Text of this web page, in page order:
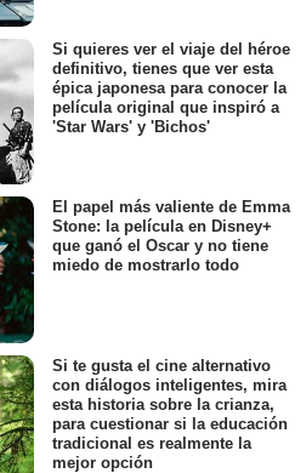
Si quieres ver el viaje del héroe
definitivo, tienes que ver esta
épica japonesa para conocer la
película original que inspiró a
'Star Wars' y 'Bichos'
El papel más valiente de Emma
Stone: la película en Disney+
que ganó el Oscar y no tiene
miedo de mostrarlo todo
Si te gusta el cine alternativo
con diálogos inteligentes, mira
esta historia sobre la crianza,
para cuestionar si la educación
tradicional es realmente la
mejor opción